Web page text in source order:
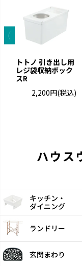
トトノ 引き出し用
レジ袋収納ボック
スR
2,200円(税込)
ハウス
キッチン・
ダイニング
ランドリー
玄関まわり